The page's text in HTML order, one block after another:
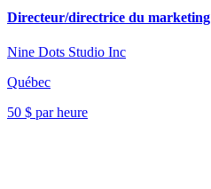
Directeur/directrice du marketing
Nine Dots Studio Inc
Québec
50 $ par heure